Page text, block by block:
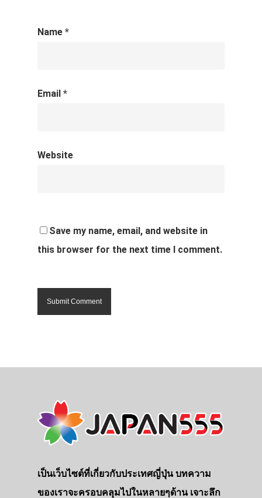
Name *
Email *
Website
Save my name, email, and website in
this browser for the next time I comment.
เป็นเว็บไซต์ที่เกี่ยวกับประเทศญี่ปุ่น บทความ
ของเราจะครอบคลุมไปในหลายๆด้าน เจาะลึก